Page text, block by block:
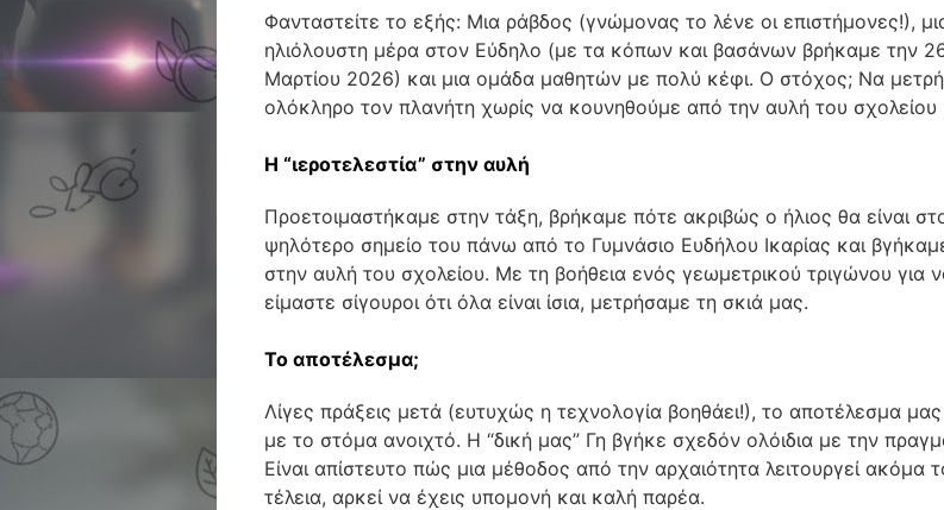
Φανταστείτε το εξής: Μια ράβδος (γνώμονας το λένε οι επιστήμονες!),
ηλιόλουστη μέρα στον Εύδηλο (με τα κόπων και βασάνων βρήκαμε την
Μαρτίου 2026) και μια ομάδα μαθητών με πολύ κέφι. Ο στόχος; Να
ολόκληρο τον πλανήτη χωρίς να κουνηθούμε από την αυλή του σχολείου
Η “ιεροτελεστία” στην αυλή
Προετοιμαστήκαμε στην τάξη, βρήκαμε πότε ακριβώς ο ήλιος θα είναι
ψηλότερο σημείο του πάνω από το Γυμνάσιο Ευδήλου Ικαρίας και
στην αυλή του σχολείου. Με τη βοήθεια ενός γεωμετρικού τριγώνου για
είμαστε σίγουροι ότι όλα είναι ίσια, μετρήσαμε τη σκιά μας.
Το αποτέλεσμα;
Λίγες πράξεις μετά (ευτυχώς η τεχνολογία βοηθάει!), το αποτέλεσμα
με το στόμα ανοιχτό. Η “δική μας” Γη βγήκε σχεδόν ολόιδια με την
Είναι απίστευτο πώς μια μέθοδος από την αρχαιότητα λειτουργεί ακόμα
τέλεια, αρκεί να έχεις υπομονή και καλή παρέα.